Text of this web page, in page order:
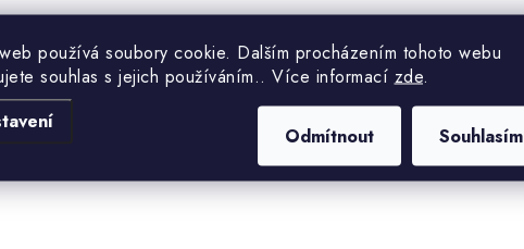
používá soubory cookie. Dalším procházením tohoto webu
souhlas s jejich používáním.. Více informací zde.
Odmítnout Souhlasím